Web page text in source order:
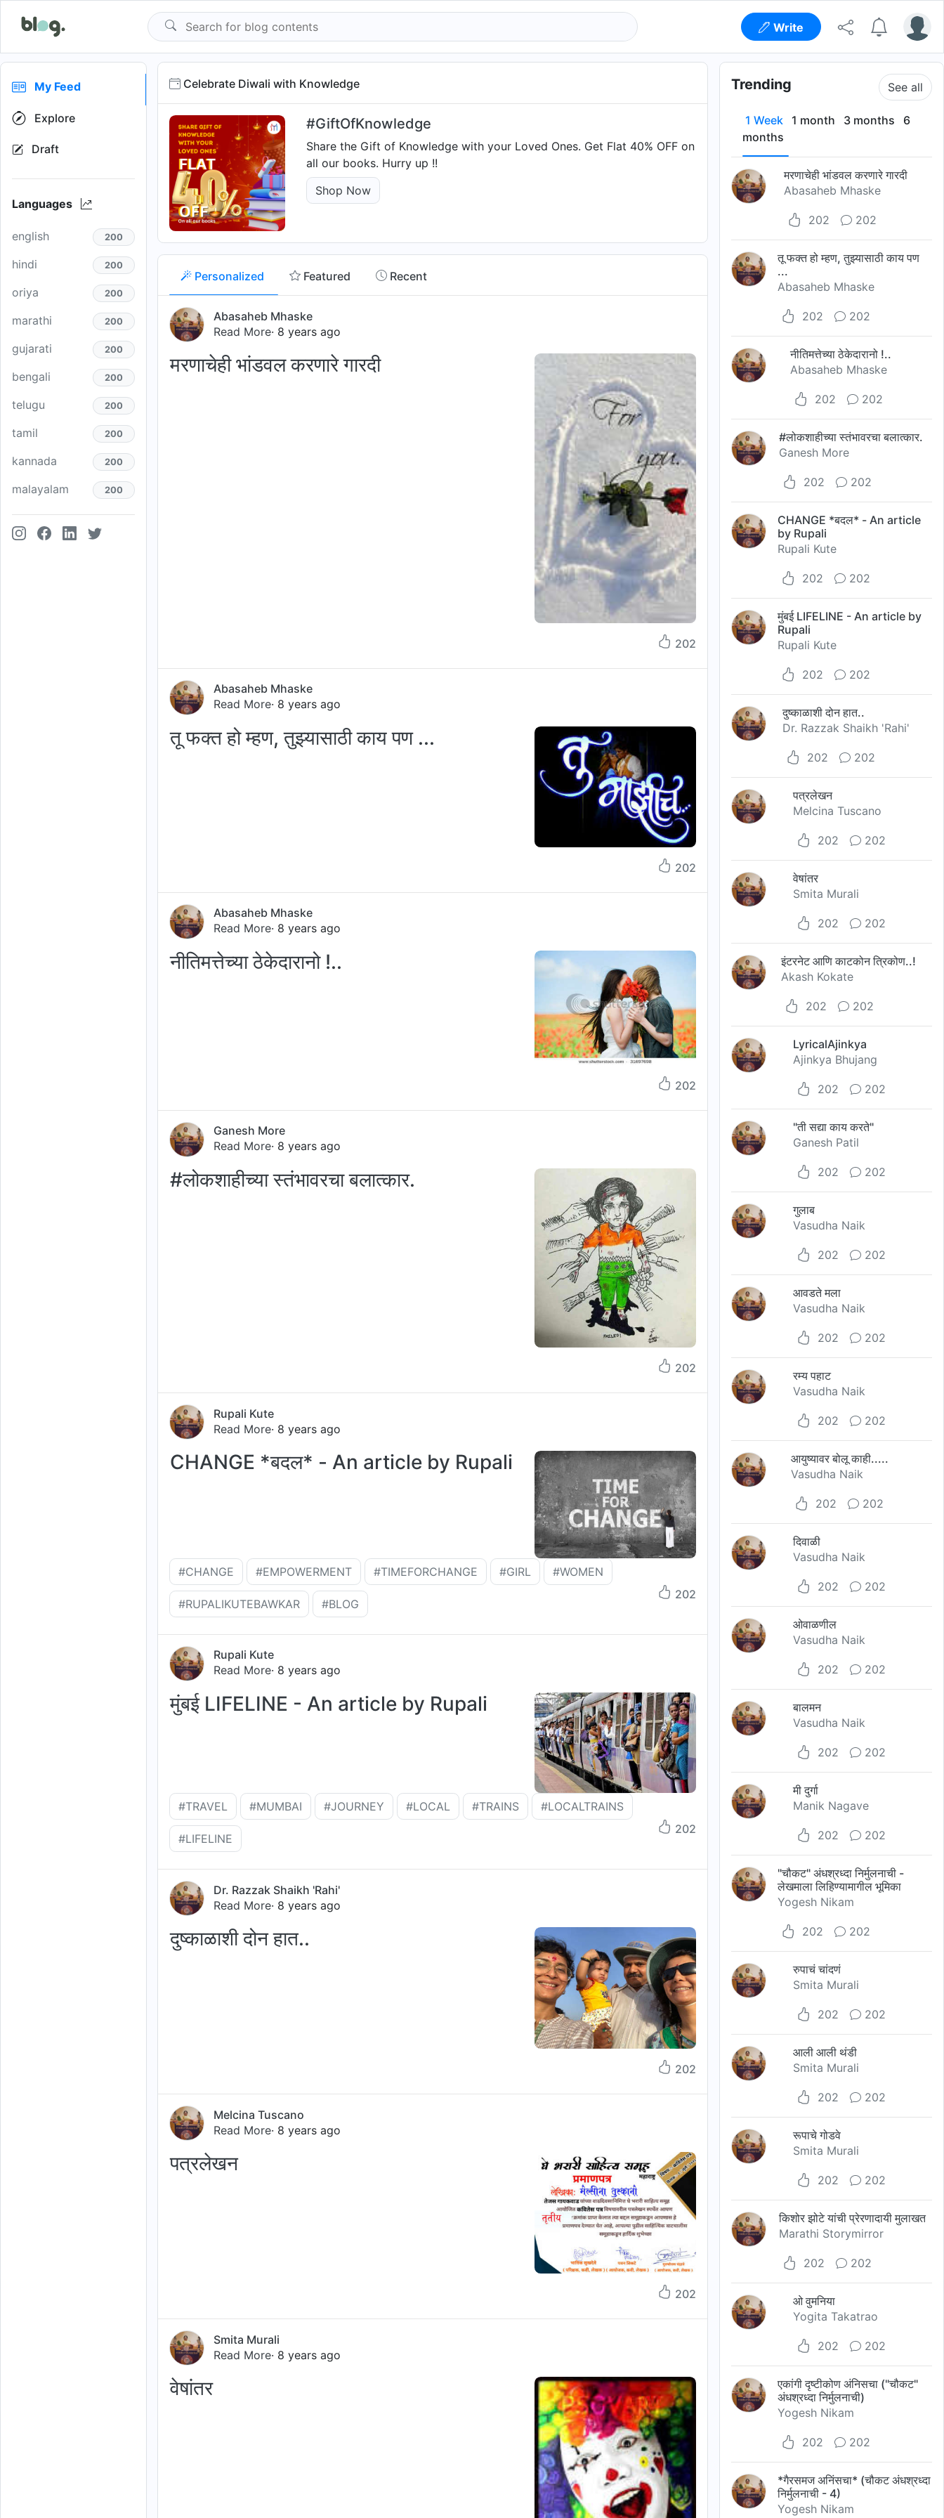
Write
My Feed
Explore
Draft
Languages
english 200
hindi 200
oriya 200
marathi 200
gujarati 200
bengali 200
telugu 200
tamil 200
kannada 200
malayalam 200
Celebrate Diwali with Knowledge
#GiftOfKnowledge
Share the Gift of Knowledge with your Loved Ones. Get Flat 40% OFF on
all our books. Hurry up !!
Shop Now
Personalized Featured Recent
Abasaheb Mhaske
Read More· 8 years ago
मरणाचेही भांडवल करणारे गारदी
202
Abasaheb Mhaske
Read More· 8 years ago
तू फक्त हो म्हण, तुझ्यासाठी काय पण ...
202
Abasaheb Mhaske
Read More· 8 years ago
नीतिमत्तेच्या ठेकेदारानो !..
202
Ganesh More
Read More· 8 years ago
#लोकशाहीच्या स्तंभावरचा बलात्कार.
202
Rupali Kute
Read More· 8 years ago
CHANGE *बदल* - An article by Rupali
#CHANGE #EMPOWERMENT #TIMEFORCHANGE #GIRL #WOMEN
#RUPALIKUTEBAWKAR #BLOG
202
Rupali Kute
Read More· 8 years ago
मुंबई LIFELINE - An article by Rupali
#TRAVEL #MUMBAI #JOURNEY #LOCAL #TRAINS #LOCALTRAINS
#LIFELINE
202
Dr. Razzak Shaikh 'Rahi'
Read More· 8 years ago
दुष्काळाशी दोन हात..
202
Melcina Tuscano
Read More· 8 years ago
पत्रलेखन
202
Smita Murali
Read More· 8 years ago
वेषांतर
Trending See all
1 Week 1 month 3 months
6
months
मरणाचेही भांडवल करणारे गारदी
Abasaheb Mhaske
202 202
तू फक्त हो म्हण, तुझ्यासाठी काय पण
...
Abasaheb Mhaske
202 202
नीतिमत्तेच्या ठेकेदारानो !..
Abasaheb Mhaske
202 202
#लोकशाहीच्या स्तंभावरचा बलात्कार.
Ganesh More
202 202
CHANGE *बदल* - An article
by Rupali
Rupali Kute
202 202
मुंबई LIFELINE - An article by
Rupali
Rupali Kute
202 202
दुष्काळाशी दोन हात..
Dr. Razzak Shaikh 'Rahi'
202 202
पत्रलेखन
Melcina Tuscano
202 202
वेषांतर
Smita Murali
202 202
इंटरनेट आणि काटकोन त्रिकोण..!
Akash Kokate
202 202
LyricalAjinkya
Ajinkya Bhujang
202 202
"ती सद्या काय करते"
Ganesh Patil
202 202
गुलाब
Vasudha Naik
202 202
आवडते मला
Vasudha Naik
202 202
रम्य पहाट
Vasudha Naik
202 202
आयुष्यावर बोलू काही.....
Vasudha Naik
202 202
दिवाळी
Vasudha Naik
202 202
ओवाळणील
Vasudha Naik
202 202
बालमन
Vasudha Naik
202 202
मी दुर्गा
Manik Nagave
202 202
"चौकट" अंधश्रध्दा निर्मुलनाची -
लेखमाला लिहिण्यामागील भूमिका
Yogesh Nikam
202 202
रुपाचं चांदणं
Smita Murali
202 202
आली आली थंडी
Smita Murali
202 202
रूपाचे गोडवे
Smita Murali
202 202
किशोर झोटे यांची प्रेरणादायी मुलाखत
Marathi Storymirror
202 202
ओ वुमनिया
Yogita Takatrao
202 202
एकांगी दृष्टीकोण अंनिसचा ("चौकट"
अंधश्रध्दा निर्मुलनाची)
Yogesh Nikam
202 202
*गैरसमज अनिंसचा* (चौकट अंधश्रध्दा
निर्मुलनाची - 4)
Yogesh Nikam